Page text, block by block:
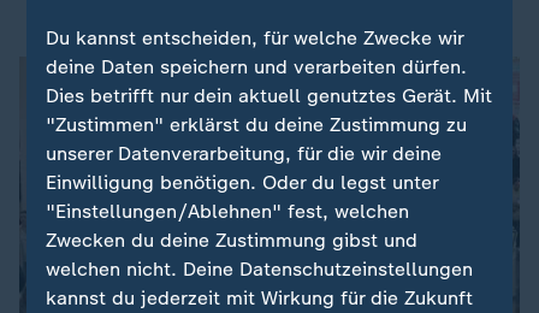
Du kannst entscheiden, für welche Zwecke wir
deine Daten speichern und verarbeiten dürfen.
Dies betrifft nur dein aktuell genutztes Gerät. Mit
"Zustimmen" erklärst du deine Zustimmung zu
unserer Datenverarbeitung, für die wir deine
Einwilligung benötigen. Oder du legst unter
"Einstellungen/Ablehnen" fest, welchen
Zwecken du deine Zustimmung gibst und
welchen nicht. Deine Datenschutzeinstellungen
kannst du jederzeit mit Wirkung für die Zukunft